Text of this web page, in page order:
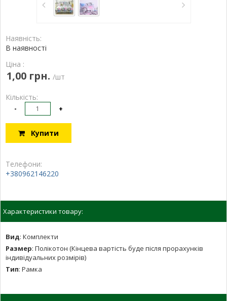
Наявність:
В наявності
Ціна :
1,00 грн. /шт
Кількість:
- +
Купити
Телефони:
+380962146220
Характеристики товару:
Вид: Комплекти
Размер: Полікотон (Кінцева вартість буде після прорахунків
індивідуальних розмірів)
Тип: Рамка